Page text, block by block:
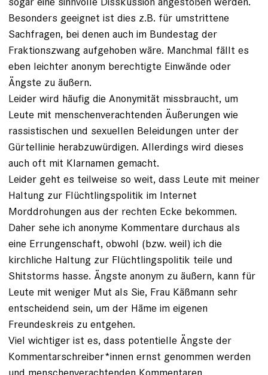
Besonders geeignet ist dies z.B. für umstrittene
Sachfragen, bei denen auch im Bundestag der
Fraktionszwang aufgehoben wäre. Manchmal fällt es
eben leichter anonym berechtigte Einwände oder
Ängste zu äußern.
Leider wird häufig die Anonymität missbraucht, um
Leute mit menschenverachtenden Äußerungen wie
rassistischen und sexuellen Beleidungen unter der
Gürtellinie herabzuwürdigen. Allerdings wird dieses
auch oft mit Klarnamen gemacht.
Leider geht es teilweise so weit, dass Leute mit meiner
Haltung zur Flüchtlingspolitik im Internet
Morddrohungen aus der rechten Ecke bekommen.
Daher sehe ich anonyme Kommentare durchaus als
eine Errungenschaft, obwohl (bzw. weil) ich die
kirchliche Haltung zur Flüchtlingspolitik teile und
Shitstorms hasse. Ängste anonym zu äußern, kann für
Leute mit weniger Mut als Sie, Frau Käßmann sehr
entscheidend sein, um der Häme im eigenen
Freundeskreis zu entgehen.
Viel wichtiger ist es, dass potentielle Ängste der
Kommentarschreiber*innen ernst genommen werden